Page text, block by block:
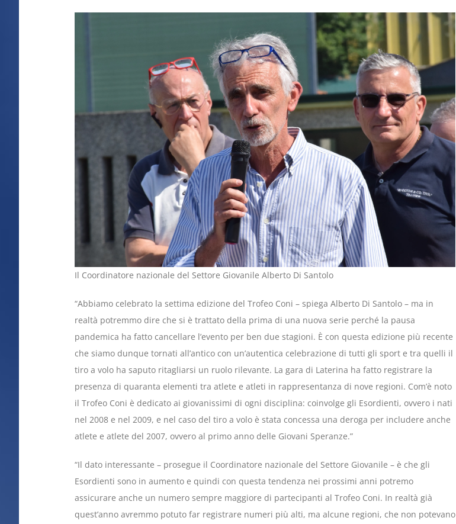
Il Coordinatore nazionale del Settore Giovanile Alberto Di Santolo
“Abbiamo celebrato la settima edizione del Trofeo Coni – spiega Alberto Di Santolo – ma in
realtà potremmo dire che si è trattato della prima di una nuova serie perché la pausa
pandemica ha fatto cancellare l’evento per ben due stagioni. È con questa edizione più recente
che siamo dunque tornati all’antico con un’autentica celebrazione di tutti gli sport e tra quelli il
tiro a volo ha saputo ritagliarsi un ruolo rilevante. La gara di Laterina ha fatto registrare la
presenza di quaranta elementi tra atlete e atleti in rappresentanza di nove regioni. Com’è noto
il Trofeo Coni è dedicato ai giovanissimi di ogni disciplina: coinvolge gli Esordienti, ovvero i nati
nel 2008 e nel 2009, e nel caso del tiro a volo è stata concessa una deroga per includere anche
atlete e atlete del 2007, ovvero al primo anno delle Giovani Speranze.”
“Il dato interessante – prosegue il Coordinatore nazionale del Settore Giovanile – è che gli
Esordienti sono in aumento e quindi con questa tendenza nei prossimi anni potremo
assicurare anche un numero sempre maggiore di partecipanti al Trofeo Coni. In realtà già
quest’anno avremmo potuto far registrare numeri più alti, ma alcune regioni, che non potevano